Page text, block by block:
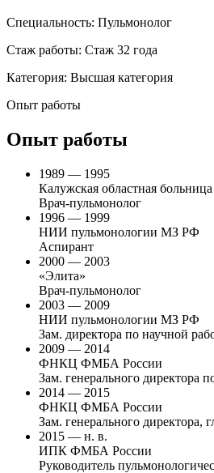
Специальность: Пульмонолог
Стаж работы: Стаж 32 года
Категория: Высшая категория
Опыт работы
Опыт работы
1989 — 1995
Калужская областная больница
Врач-пульмонолог
1996 — 1999
НИИ пульмонологии МЗ РФ
Аспирант
2000 — 2003
«Элита»
Врач-пульмонолог
2003 — 2009
НИИ пульмонологии МЗ РФ
Зам. директора по научной
2009 — 2014
ФНКЦ ФМБА России
Зам. генерального директора
2014 — 2015
ФНКЦ ФМБА России
Зам. генерального директора,
2015 — н. в.
ИПК ФМБА России
Руководитель